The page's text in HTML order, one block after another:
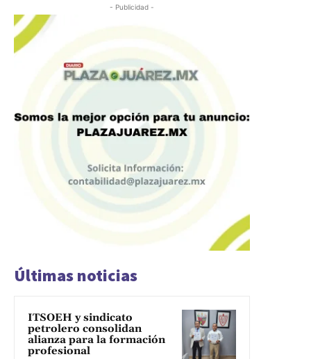
- Publicidad -
Últimas noticias
ITSOEH y sindicato
petrolero consolidan
alianza para la formación
profesional